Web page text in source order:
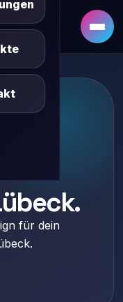
SQ/XK
für dein